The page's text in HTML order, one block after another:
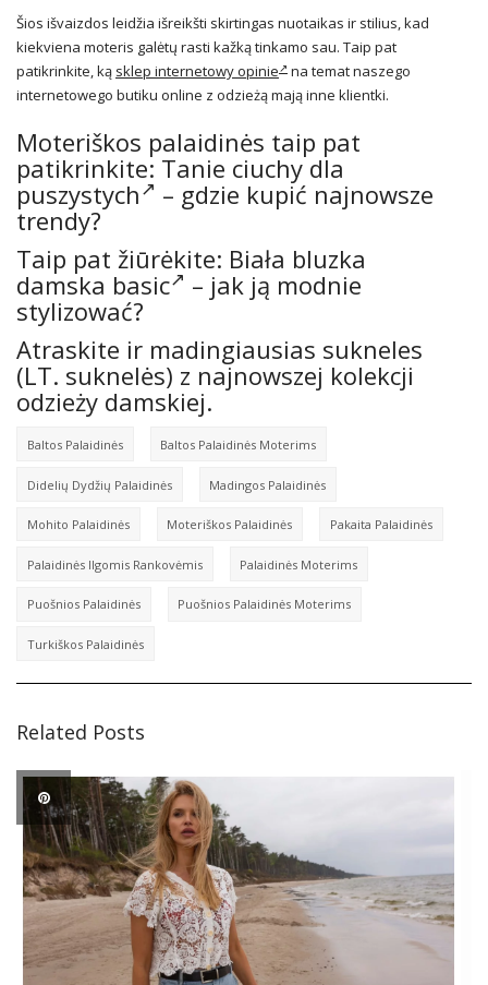
Šios išvaizdos leidžia išreikšti skirtingas nuotaikas ir stilius, kad
kiekviena moteris galėtų rasti kažką tinkamo sau. Taip pat
patikrinkite, ką sklep internetowy opinie
na temat naszego
internetowego butiku online z odzieżą mają inne klientki.
Moteriškos palaidinės taip pat
patikrinkite: Tanie ciuchy dla
puszystych
– gdzie kupić najnowsze
trendy?
Taip pat žiūrėkite: Biała bluzka
damska basic
– jak ją modnie
stylizować?
Atraskite ir madingiausias sukneles
(LT. suknelės) z najnowszej kolekcji
odzieży damskiej.
Baltos Palaidinės Baltos Palaidinės Moterims
Didelių Dydžių Palaidinės Madingos Palaidinės
Mohito Palaidinės Moteriškos Palaidinės Pakaita Palaidinės
Palaidinės Ilgomis Rankovėmis Palaidinės Moterims
Puošnios Palaidinės Puošnios Palaidinės Moterims
Turkiškos Palaidinės
Related Posts